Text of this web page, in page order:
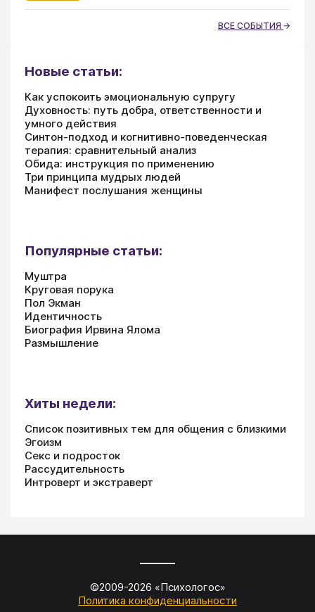
ВСЕ СОБЫТИЯ
Новые статьи:
Как успокоить эмоциональную супругу
Духовность: путь добра, ответственности и
умного действия
Синтон-подход и когнитивно-поведенческая
терапия: сравнительный анализ
Обида: инструкция по применению
Три принципа мудрых людей
Манифест послушания женщины
Популярные статьи:
Муштра
Круговая порука
Пол Экман
Идентичность
Биография Ирвина Ялома
Размышление
Хиты недели:
Список позитивных тем для общения с близкими
Эгоизм
Секс и подросток
Рассудительность
Интроверт и экстраверт
©2009-2026 «Психологос»
Политика конфиденциальности